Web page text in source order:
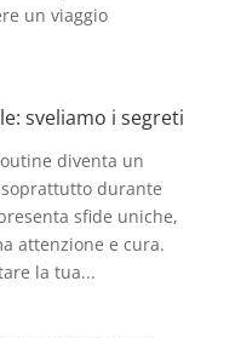
un viaggio
sveliamo i segreti
diventa un
durante
sfide uniche,
attenzione e cura.
la tua...